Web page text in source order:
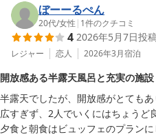
い、大変嬉しく存じます。また
ご利用いただけたとのこと、安心
一方で、朝食会場での混雑によ
う、混雑時のご案内や運営体制に
いただきます。
貴重なお時間を割いてのご投稿
ぼーーるぺん
20代/女性 | 1件のクチコミ
4 2026年5月7日投
レジャー 恋人 2026年3月宿泊
開放感ある半露天風呂と充実の施設
半露天でしたが、開放感がとても
広すぎず、2人でいくにはちょうど
夕食と朝食はビュッフェのプラン